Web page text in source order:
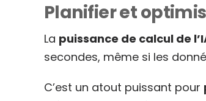
Planifier et
La puissance de calcul de
secondes, même si les
C’est un atout puissant pour